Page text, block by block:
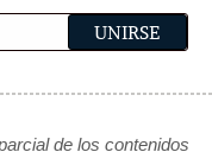
de los contenidos